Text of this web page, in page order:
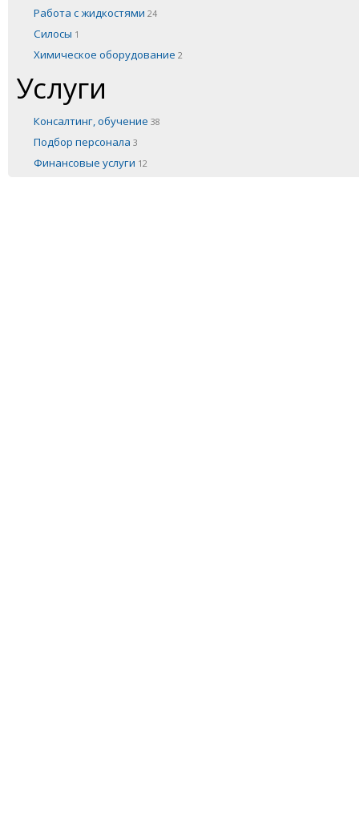
Работа с жидкостями 24
Силосы 1
Химическое оборудование 2
Услуги
Консалтинг, обучение 38
Подбор персонала 3
Финансовые услуги 12